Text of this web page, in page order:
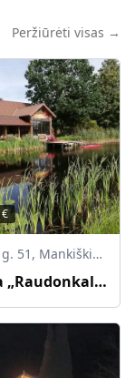
Peržiūrėti visas →
€
Vilties g. 51, Mankiškių k., Radviliškio r.
Sodyba „Raudonkalnis“